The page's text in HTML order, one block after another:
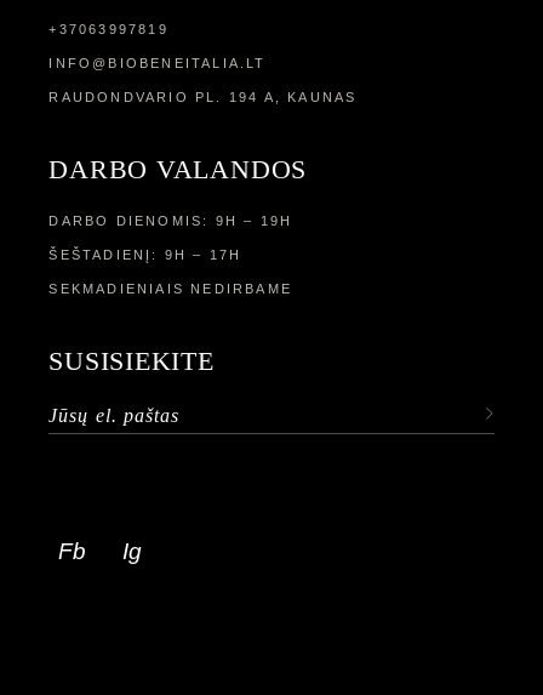
+37063997819
INFO@BIOBENEITALIA.LT
RAUDONDVARIO PL. 194 A, KAUNAS
DARBO VALANDOS
DARBO DIENOMIS: 9H – 19H
ŠEŠTADIENĮ: 9H – 17H
SEKMADIENIAIS NEDIRBAME
SUSISIEKITE
Fb Ig